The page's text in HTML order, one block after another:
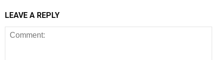
LEAVE A REPLY